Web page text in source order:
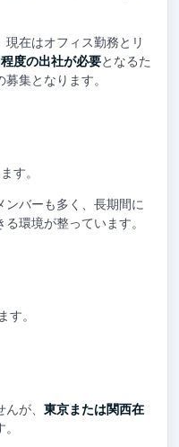
現在はオフィス勤務とリ
度の出社が必要となるた
募集となります。
す。
ンバーも多く、長期間に
環境が整っています。
す。
が、 東京または関西在